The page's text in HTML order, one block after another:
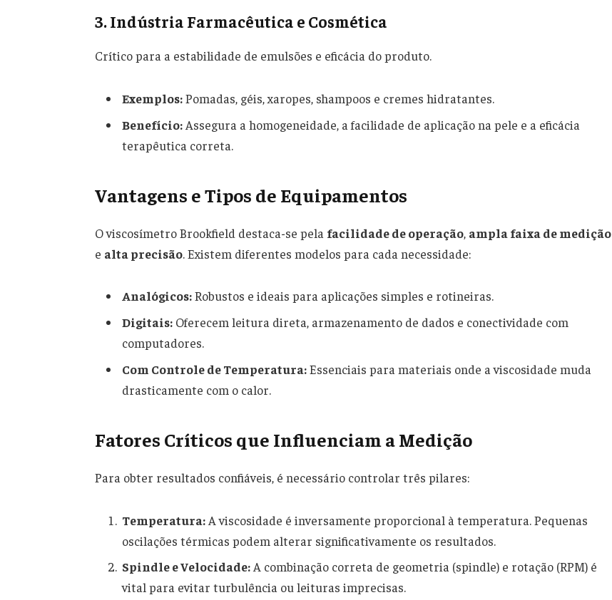
3. Indústria Farmacêutica e Cosmética
Crítico para a estabilidade de emulsões e eficácia do produto.
Exemplos:Pomadas, géis, xaropes, shampoos e cremes hidratantes.
Benefício:Assegura a homogeneidade, a facilidade de aplicação na pele e a eficácia
terapêutica correta.
Vantagens e Tipos de Equipamentos
O viscosímetro Brookfield destaca-se pela facilidade de operação, ampla faixa de medição
e alta precisão. Existem diferentes modelos para cada necessidade:
Analógicos:Robustos e ideais para aplicações simples e rotineiras.
Digitais:Oferecem leitura direta, armazenamento de dados e conectividade com
computadores.
Com Controle de Temperatura:Essenciais para materiais onde a viscosidade muda
drasticamente com o calor.
Fatores Críticos que Influenciam a Medição
Para obter resultados confiáveis, é necessário controlar três pilares:
Temperatura:A viscosidade é inversamente proporcional à temperatura. Pequenas
oscilações térmicas podem alterar significativamente os resultados.
Spindle e Velocidade:A combinação correta de geometria (spindle) e rotação (RPM) é
vital para evitar turbulência ou leituras imprecisas.